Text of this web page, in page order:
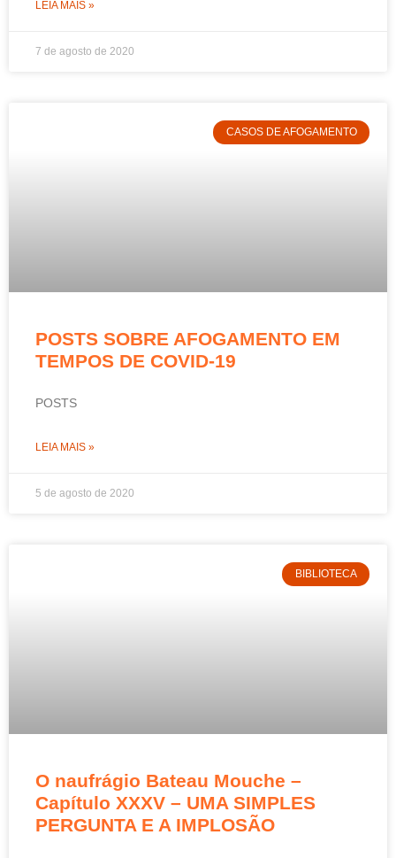
LEIA MAIS »
7 de agosto de 2020
CASOS DE AFOGAMENTO
POSTS SOBRE AFOGAMENTO EM
TEMPOS DE COVID-19
POSTS
LEIA MAIS »
5 de agosto de 2020
BIBLIOTECA
O naufrágio Bateau Mouche –
Capítulo XXXV – UMA SIMPLES
PERGUNTA E A IMPLOSÃO